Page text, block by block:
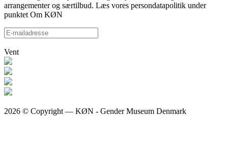
arrangementer og særtilbud. Læs vores persondatapolitik under
punktet Om KØN
Vent
2026 © Copyright — KØN - Gender Museum Denmark